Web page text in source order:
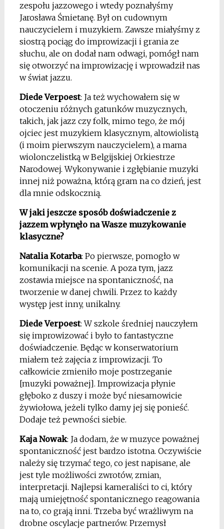
zespołu jazzowego i wtedy poznałyśmy
Jarosława Śmietanę. Był on cudownym
nauczycielem i muzykiem. Zawsze miałyśmy z
siostrą pociąg do improwizacji i grania ze
słuchu, ale on dodał nam odwagi, pomógł nam
się otworzyć na improwizację i wprowadził nas
w świat jazzu.
Diede Verpoest: Ja też wychowałem się w
otoczeniu różnych gatunków muzycznych,
takich, jak jazz czy folk, mimo tego, że mój
ojciec jest muzykiem klasycznym, altowiolistą
(i moim pierwszym nauczycielem), a mama
wiolonczelistką w Belgijskiej Orkiestrze
Narodowej. Wykonywanie i zgłębianie muzyki
innej niż poważna, którą gram na co dzień, jest
dla mnie odskocznią.
W jaki jeszcze sposób doświadczenie z
jazzem wpłynęło na Wasze muzykowanie
klasyczne?
Natalia Kotarba: Po pierwsze, pomogło w
komunikacji na scenie. A poza tym, jazz
zostawia miejsce na spontaniczność, na
tworzenie w danej chwili. Przez to każdy
występ jest inny, unikalny.
Diede Verpoest: W szkole średniej nauczyłem
się improwizować i było to fantastyczne
doświadczenie. Będąc w konserwatorium
miałem też zajęcia z improwizacji. To
całkowicie zmieniło moje postrzeganie
[muzyki poważnej]. Improwizacja płynie
głęboko z duszy i może być niesamowicie
żywiołowa, jeżeli tylko damy jej się ponieść.
Dodaje też pewności siebie.
Kaja Nowak: Ja dodam, że w muzyce poważnej
spontaniczność jest bardzo istotna. Oczywiście
należy się trzymać tego, co jest napisane, ale
jest tyle możliwości zwrotów, zmian,
interpretacji. Najlepsi kameraliści to ci, który
mają umiejętność spontanicznego reagowania
na to, co grają inni. Trzeba być wrażliwym na
drobne oscylacje partnerów. Przemysł